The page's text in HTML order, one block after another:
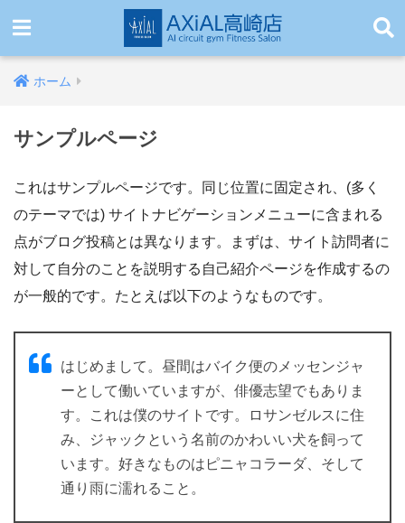
ホーム
サンプルページ
これはサンプルページです。同じ位置に固定され、(多く
のテーマでは) サイトナビゲーションメニューに含まれる
点がブログ投稿とは異なります。まずは、サイト訪問者に
対して自分のことを説明する自己紹介ページを作成するの
が一般的です。たとえば以下のようなものです。
はじめまして。昼間はバイク便のメッセンジャ
ーとして働いていますが、俳優志望でもありま
す。これは僕のサイトです。ロサンゼルスに住
み、ジャックという名前のかわいい犬を飼って
います。好きなものはピニャコラーダ、そして
通り雨に濡れること。